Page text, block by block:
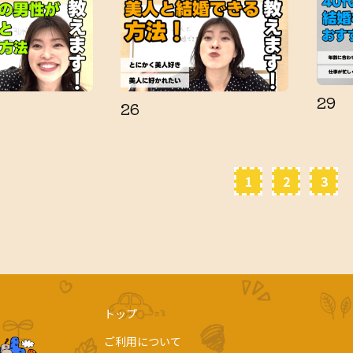
29
26
1 2 3
トップ
ご利用について